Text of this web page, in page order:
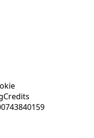
Credits